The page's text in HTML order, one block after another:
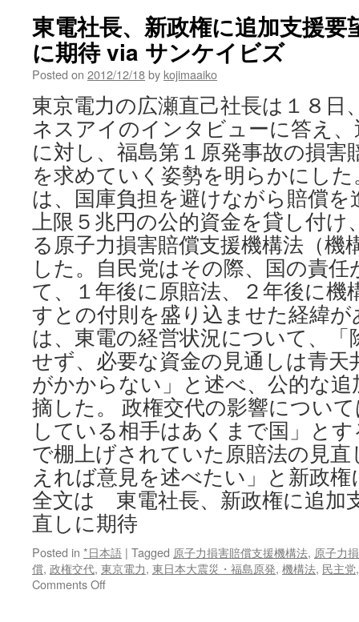
ら、
脱
え
全
国
連
絡
会
現
役
含
め
３
０
人
超
via
京
新
聞
東電社長、新政権に追加支援
に期待 via サンケイビズ
Posted on 2012/12/18by kojimaaiko
東京電力の広瀬直己社長は１８
ネスアイのインタビューに答え
に対し、福島第１原発事故の損害
を求めていく姿勢を明らかにし
は、国庫負担を避けながら賠償
上限５兆円の公的資金を貸し付け
る原子力損害賠償支援機構法（機
した。自民党はその際、国の責
て、１年後に原賠法、２年後に機
すとの付則を盛り込ませた経緯が
は、東電の経営状況について、「
せず、必要な資金の見通しは青天
がかからない」と述べ、公的な
摘した。 政権交代の影響につい
している相手はあくまで国」と
で棚上げされていた原賠法の見
えれば意見を述べたい」と新政
全文は 東電社長、新政権に追加
直しに期待
Posted in *日本語 | Tagged 原子力損害賠償支援機構法, 原子力
償, 政権交代, 東京電力, 東日本大震災・福島原発, 機構法, 民主党
Comments Offon